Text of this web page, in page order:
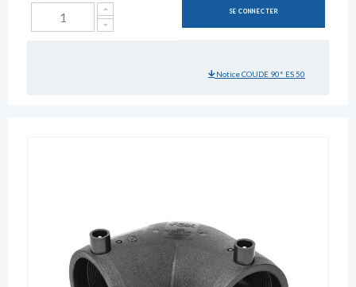
SE CONNECTER
Notice COUDE 90° ES 50